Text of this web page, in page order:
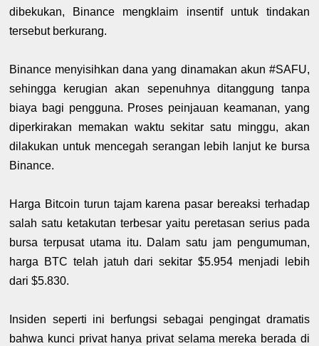
dibekukan, Binance mengklaim insentif untuk tindakan
tersebut berkurang.
Binance menyisihkan dana yang dinamakan akun #SAFU,
sehingga kerugian akan sepenuhnya ditanggung tanpa
biaya bagi pengguna. Proses peinjauan keamanan, yang
diperkirakan memakan waktu sekitar satu minggu, akan
dilakukan untuk mencegah serangan lebih lanjut ke bursa
Binance.
Harga Bitcoin turun tajam karena pasar bereaksi terhadap
salah satu ketakutan terbesar yaitu peretasan serius pada
bursa terpusat utama itu. Dalam satu jam pengumuman,
harga BTC telah jatuh dari sekitar $5.954 menjadi lebih
dari $5.830.
Insiden seperti ini berfungsi sebagai pengingat dramatis
bahwa kunci privat hanya privat selama mereka berada di